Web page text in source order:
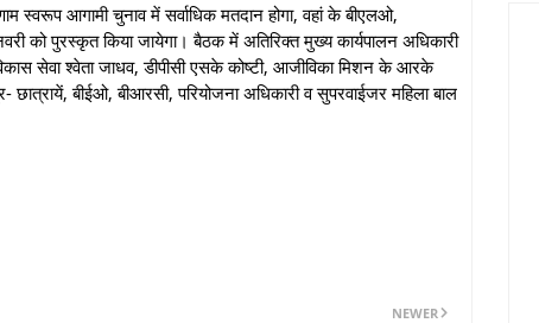
स्वरूप आगामी चुनाव में सर्वाधिक मतदान होगा, वहां के बीएलओ,
को पुरस्कृत किया जायेगा। बैठक में अतिरिक्त मुख्य कार्यपालन अधिकारी
सेवा श्वेता जाधव, डीपीसी एसके कोष्टी, आजीविका मिशन के आरके
बीईओ, बीआरसी, परियोजना अधिकारी व सुपरवाईजर महिला बाल
NEWER